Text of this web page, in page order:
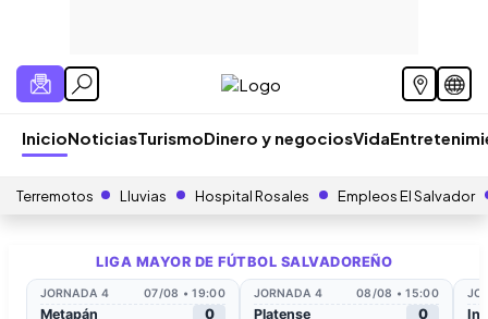
InicioNoticiasTurismoDinero y negociosVida
Terremotos Lluvias Hospital Rosales Empleos El Salvador